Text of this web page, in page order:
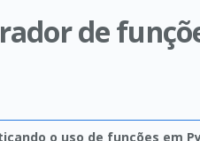
de
o uso de funções em